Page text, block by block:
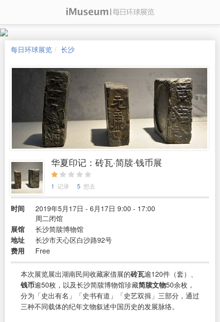
每日环球展览 长沙
华夏印记：砖瓦·简牍·钱币展
1 记录 5 想去
时间
2019年5月17日 - 6月17日 9:00 - 17:00
周二闭馆
展馆
长沙简牍博物馆
地址
长沙市天心区白沙路92号
费用
Free
本次展览展出湖南民间收藏家借展的砖瓦逾120件（套）、
钱币逾50枚，以及长沙简牍博物馆珍藏简牍文物50余枚，
分为「史出有名」「史书有道」「史艺双揖」三部分，通过
三种不同载体的纪年文物叙述中国历史的发展脉络。